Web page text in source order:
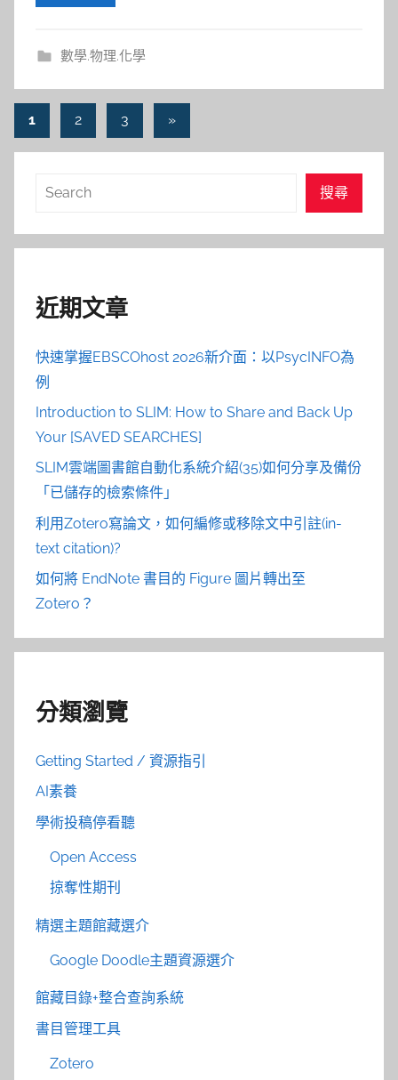
數學.物理.化學
文
章
1 2 3
Next
»
搜
搜尋
近期文章
快速掌握EBSCOhost 2026新介面：以PsycINFO為
例
Introduction to SLIM: How to Share and Back Up
Your [SAVED SEARCHES]
SLIM雲端圖書館自動化系統介紹(35)如何分享及備份
「已儲存的檢索條件」
利用Zotero寫論文，如何編修或移除文中引註(in-
text citation)?
如何將 EndNote 書目的 Figure 圖片轉出至
Zotero？
分類瀏覽
Getting Started / 資源指引
AI素養
學術投稿停看聽
Open Access
掠奪性期刊
精選主題館藏選介
Google Doodle主題資源選介
館藏目錄+整合查詢系統
書目管理工具
Zotero